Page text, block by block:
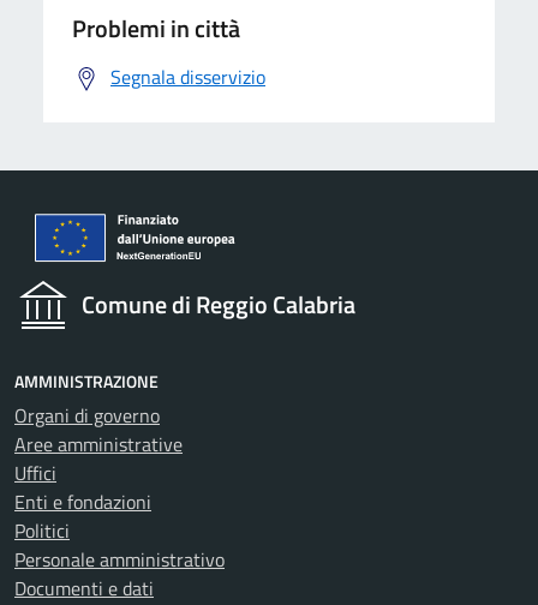
Problemi in città
Segnala disservizio
Comune di Reggio Calabria
AMMINISTRAZIONE
Organi di governo
Aree amministrative
Uffici
Enti e fondazioni
Politici
Personale amministrativo
Documenti e dati